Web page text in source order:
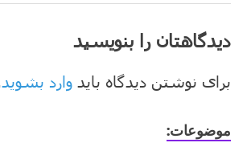
دیدگاهتان را بنویسید
برای نوشتن دیدگاه باید وارد بشوید
موضوعات: